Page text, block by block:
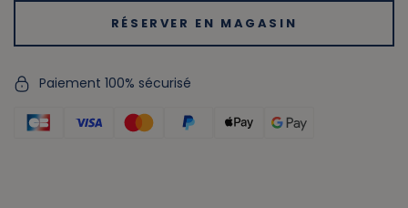
RÉSERVER EN MAGASIN
Paiement 100% sécurisé